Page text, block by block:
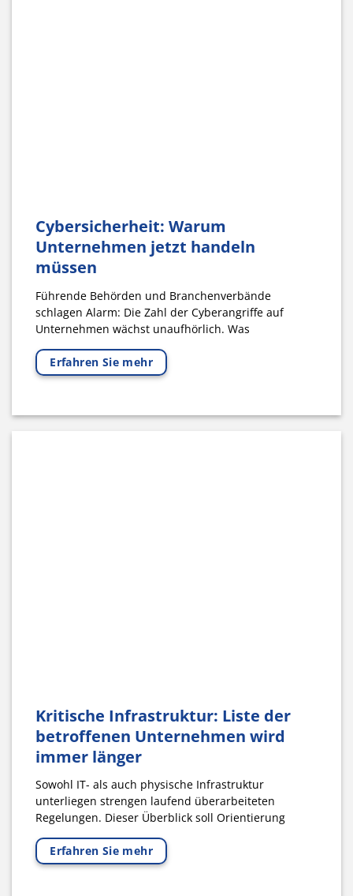
Cybersicherheit: Warum
Unternehmen jetzt handeln
müssen
Führende Behörden und Branchenverbände
schlagen Alarm: Die Zahl der Cyberangriffe auf
Unternehmen wächst unaufhörlich. Was
Erfahren Sie mehr
Kritische Infrastruktur: Liste der
betroffenen Unternehmen wird
immer länger
Sowohl IT- als auch physische Infrastruktur
unterliegen strengen laufend überarbeiteten
Regelungen. Dieser Überblick soll Orientierung
Erfahren Sie mehr